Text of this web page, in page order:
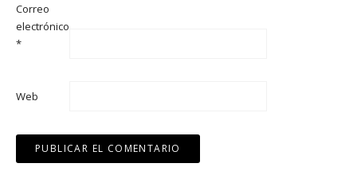
Correo
electrónico
*
Web